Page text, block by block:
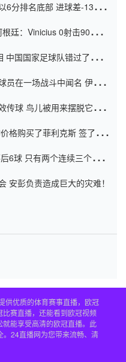
6分排名底部 进球差-13令人
廷：Vinicius 0射击90分钟
国国家足球队错过了世界
员在一场战斗中闻名 伊万放
传球 鸟儿被用来摆脱它
格购买了菲利克斯 签了7年
6球 只有两个连续三个连续
安彭负责造成巨大的灾难！
供优质的体育赛事直播，欧冠
赛直播，还能看到欧冠视频
能享受高清的欧冠直播。此
24直播网为您带来流畅、清